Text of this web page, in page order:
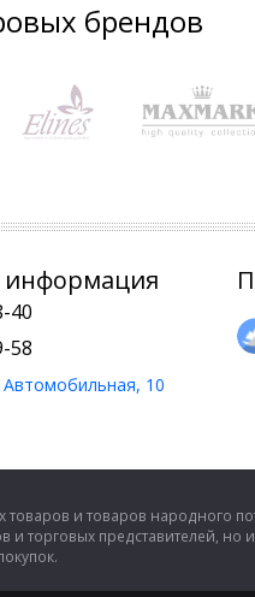
брендов
информация
40
58
Автомобильная, 10
и товаров народного
и торговых представителей,